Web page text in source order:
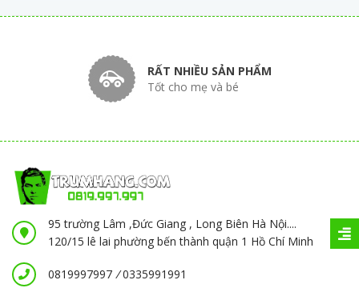
RẤT NHIỀU SẢN PHẨM
Tốt cho mẹ và bé
95 trường Lâm ,Đức Giang , Long Biên Hà Nội....
120/15 lê lai phường bến thành quận 1 Hồ Chí Minh
0819997997 /0335991991